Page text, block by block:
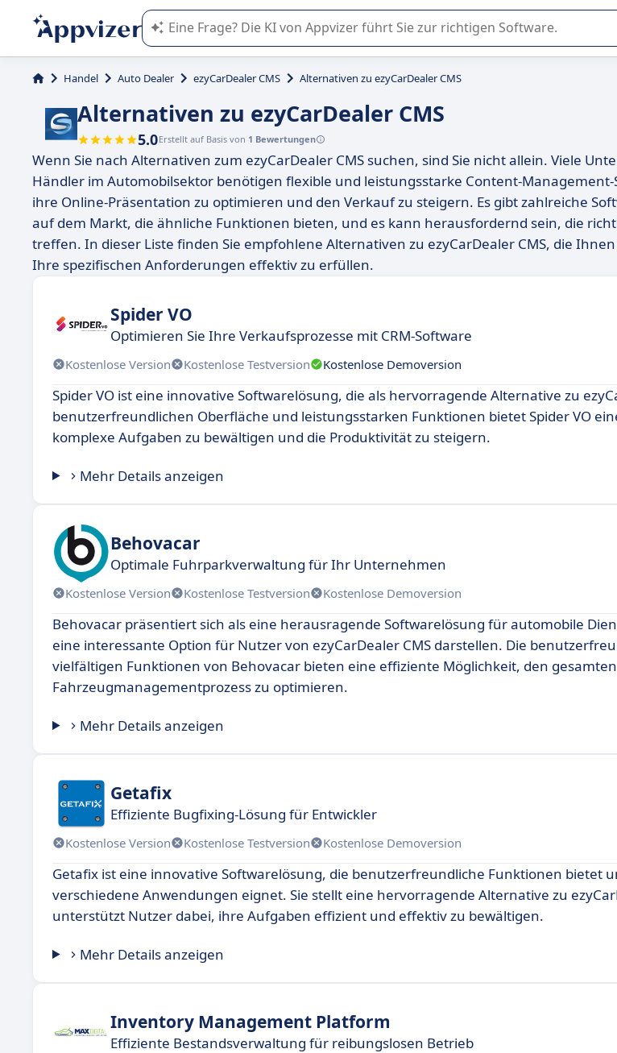
Die KI von Appvizer führt Sie bei der Nutzung oder Auswahl von SaaS-Software in
Handel Auto Dealer ezyCarDealer CMS Alternativen zu ezyCarDealer CMS
Alternativen zu ezyCarDealer CMS
5.0Erstellt auf Basis von 1 Bewertungen
Wenn Sie nach Alternativen zum ezyCarDealer CMS suchen, sind Sie nicht allein. Viele
Händler im Automobilsektor benötigen flexible und leistungsstarke Content-Management-
ihre Online-Präsentation zu optimieren und den Verkauf zu steigern. Es gibt zahlreiche
auf dem Markt, die ähnliche Funktionen bieten, und es kann herausfordernd sein, die
treffen. In dieser Liste finden Sie empfohlene Alternativen zu ezyCarDealer CMS, die
Ihre spezifischen Anforderungen effektiv zu erfüllen.
Spider VO
Optimieren Sie Ihre Verkaufsprozesse mit CRM-Software
Kostenlose Version Kostenlose Testversion Kostenlose Demoversion
Spider VO ist eine innovative Softwarelösung, die als hervorragende Alternative zu
benutzerfreundlichen Oberfläche und leistungsstarken Funktionen bietet Spider VO
komplexe Aufgaben zu bewältigen und die Produktivität zu steigern.
Mehr Details anzeigen
Behovacar
Optimale Fuhrparkverwaltung für Ihr Unternehmen
Kostenlose Version Kostenlose Testversion Kostenlose Demoversion
Behovacar präsentiert sich als eine herausragende Softwarelösung für automobile
eine interessante Option für Nutzer von ezyCarDealer CMS darstellen. Die
vielfältigen Funktionen von Behovacar bieten eine effiziente Möglichkeit, den gesamten
Fahrzeugmanagementprozess zu optimieren.
Mehr Details anzeigen
Getafix
Effiziente Bugfixing-Lösung für Entwickler
Kostenlose Version Kostenlose Testversion Kostenlose Demoversion
Getafix ist eine innovative Softwarelösung, die benutzerfreundliche Funktionen bietet
verschiedene Anwendungen eignet. Sie stellt eine hervorragende Alternative zu
unterstützt Nutzer dabei, ihre Aufgaben effizient und effektiv zu bewältigen.
Mehr Details anzeigen
Inventory Management Platform
Effiziente Bestandsverwaltung für reibungslosen Betrieb